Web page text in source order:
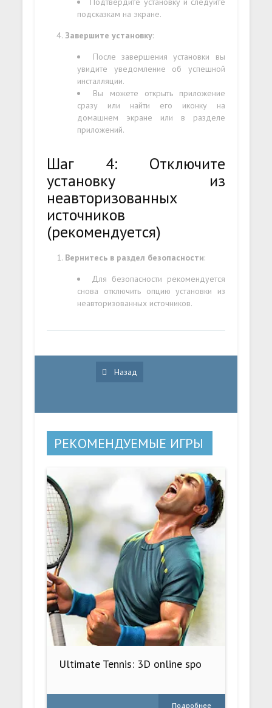
подсказкам на экране.
Завершите установку:
После завершения установки вы
увидите уведомление об успешной
инсталляции.
Вы можете открыть приложение
сразу или найти его иконку на
домашнем экране или в разделе
приложений.
Шаг 4: Отключите
установку из
неавторизованных
источников
(рекомендуется)
Вернитесь в раздел безопасности:
Для безопасности рекомендуется
снова отключить опцию установки из
неавторизованных источников.
Назад
РЕКОМЕНДУЕМЫЕ ИГРЫ
Ultimate Tennis: 3D online spo
Подробнее